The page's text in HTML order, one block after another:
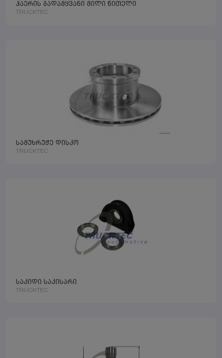
ჰაერის გადამყვანი მილი წითელი
TRUCKTEC
სამუხრუჭე დისკო
TRUCKTEC
საკიდი საკისარი
TRUCKTEC